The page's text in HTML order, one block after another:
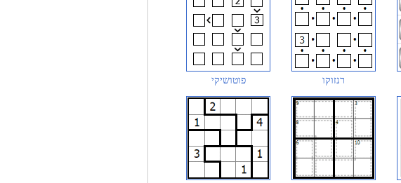
פוטושיקי רנזוקו